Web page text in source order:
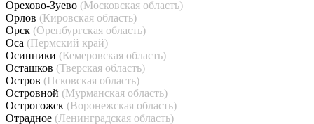
Орехово-Зуево (Московская область)
Орлов (Кировская область)
Орск (Оренбургская область)
Оса (Пермский край)
Осинники (Кемеровская область)
Осташков (Тверская область)
Остров (Псковская область)
Островной (Мурманская область)
Острогожск (Воронежская область)
Отрадное (Ленинградская область)